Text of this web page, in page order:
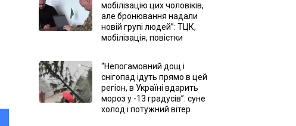
мобілізацію цих чоловіків,
але бронювання надали
новій групі людей”: ТЦК,
мобілізація, повістки
“Непогамовний дощ і
снігопад ідуть прямо в цей
регіон, в Україні вдарить
мороз у -13 градусів”: суне
холод і потужний вітер